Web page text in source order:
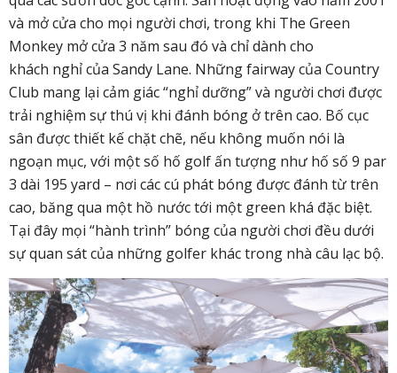
và mở cửa cho mọi người chơi, trong khi The Green
Monkey mở cửa 3 năm sau đó và chỉ dành cho
khách nghỉ của Sandy Lane. Những fairway của Country
Club mang lại cảm giác “nghỉ dưỡng” và người chơi được
trải nghiệm sự thú vị khi đánh bóng ở trên cao. Bố cục
sân được thiết kế chặt chẽ, nếu không muốn nói là
ngoạn mục, với một số hố golf ấn tượng như hố số 9 par
3 dài 195 yard – nơi các cú phát bóng được đánh từ trên
cao, băng qua một hồ nước tới một green khá đặc biệt.
Tại đây mọi “hành trình” bóng của người chơi đều dưới
sự quan sát của những golfer khác trong nhà câu lạc bộ.